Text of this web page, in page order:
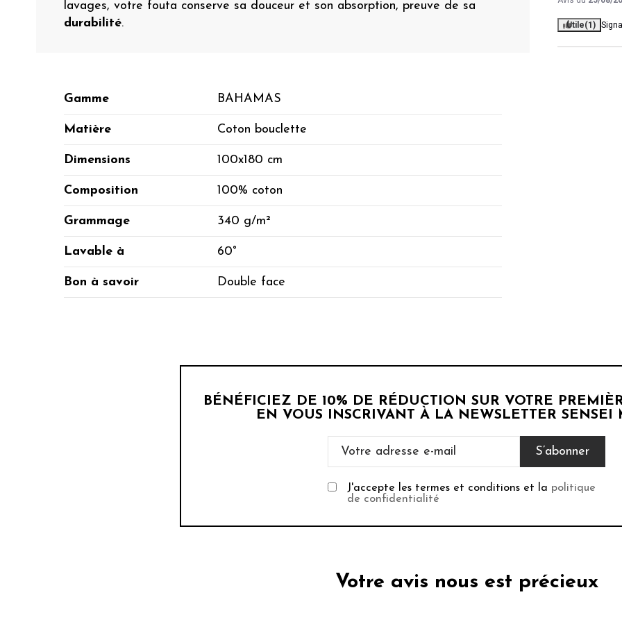
lavages, votre fouta conserve sa douceur et son absorption, preuve de sa
durabilité.
Gamme BAHAMAS
Matière Coton bouclette
Dimensions 100x180 cm
Composition 100% coton
Grammage 340 g/m²
Lavable à 60°
Bon à savoir Double face
Utile(1)
BÉNÉFICIEZ DE 10% DE RÉDUCTION SUR VOTRE
EN VOUS INSCRIVANT À LA NEWSLETTER SENSEI
J'accepte les termes et conditions et la politique
de confidentialité
Votre avis nous est précieux